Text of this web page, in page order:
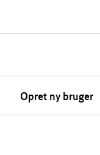
Opret ny bruger